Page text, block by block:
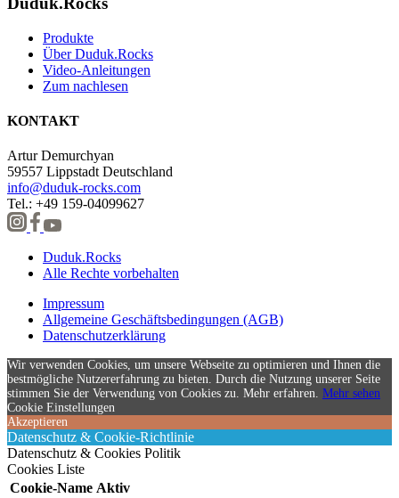
Produkte
Über Duduk.Rocks
Video-Anleitungen
Zum nachlesen
KONTAKT
Artur Demurchyan
59557 Lippstadt Deutschland
info@duduk-rocks.com
Tel.: +49 159-04099627
Duduk.Rocks
Alle Rechte vorbehalten
Impressum
Allgemeine Geschäftsbedingungen (AGB)
Datenschutzerklärung
Wir verwenden Cookies, um unsere Webseite zu optimieren und Ihnen die
bestmögliche Nutzererfahrung zu bieten. Durch die Nutzung unserer Seite
stimmen Sie der Verwendung von Cookies zu. Mehr erfahren. Mehr sehen
Cookie Einstellungen
Akzeptieren
Datenschutz & Cookie-Richtlinie
Datenschutz & Cookies Politik
Cookies Liste
Cookie-Name Aktiv